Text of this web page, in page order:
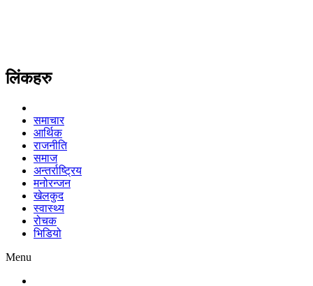
लिंकहरु
समाचार
आर्थिक
राजनीति
समाज
अन्तर्राष्ट्रिय
मनोरन्जन
खेलकुद
स्वास्थ्य
रोचक
भिडियो
Menu